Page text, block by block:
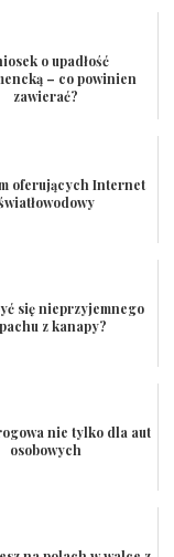
o upadłość
– co powinien
zawierać?
oferujących Internet
się nieprzyjemnego
z kanapy?
nie tylko dla aut
osobowych